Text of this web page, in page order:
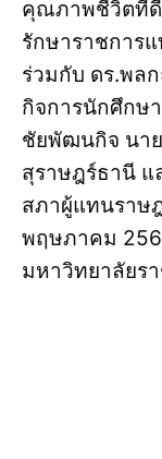
คุณภาพชีวิตที่ดี
รักษาราชการ
ร่วมกับ ดร.พล
กิจการนักศึกษ
ชัยพัฒนกิจ นา
สุราษฎร์ธานี แ
สภาผู้แทนราษ
พฤษภาคม
มหาวิทยาลัยร